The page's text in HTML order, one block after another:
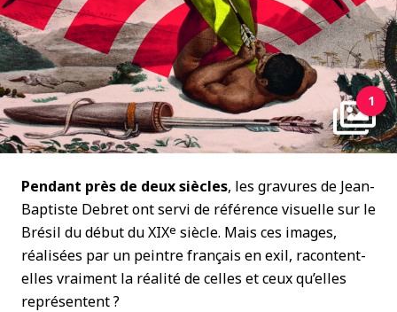
1
Pendant près de deux siècles, les gravures de Jean-
Baptiste Debret ont servi de référence visuelle sur le
Brésil du début du XIXe siècle. Mais ces images,
réalisées par un peintre français en exil, racontent-
elles vraiment la réalité de celles et ceux qu’elles
représentent ?